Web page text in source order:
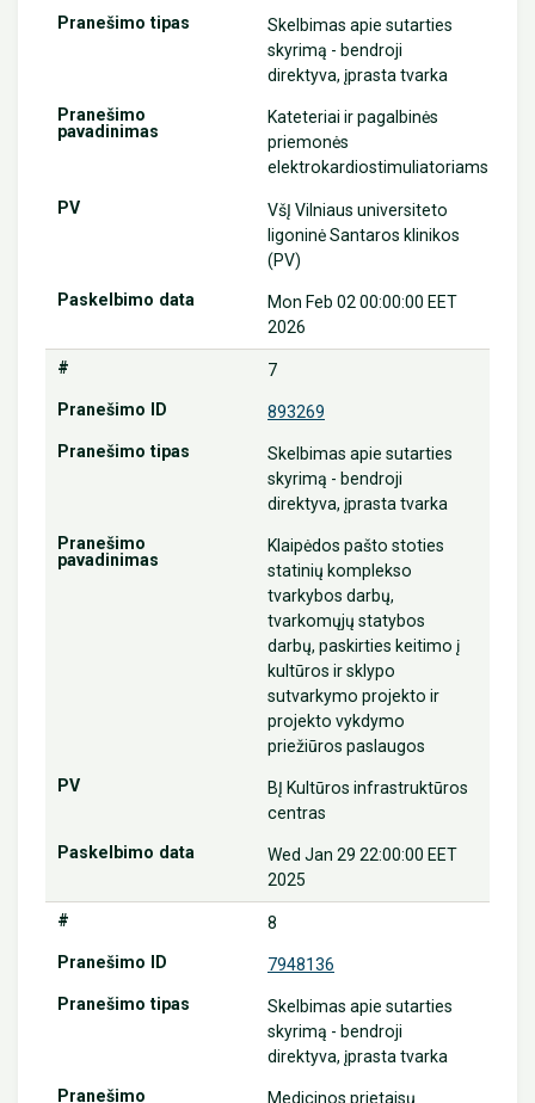
Skelbimas apie sutarties
skyrimą - bendroji
direktyva, įprasta tvarka
Kateteriai ir pagalbinės
priemonės
elektrokardiostimuliatoriams
VšĮ Vilniaus universiteto
ligoninė Santaros klinikos
(PV)
Mon Feb 02 00:00:00 EET
2026
7
893269
Skelbimas apie sutarties
skyrimą - bendroji
direktyva, įprasta tvarka
Klaipėdos pašto stoties
statinių komplekso
tvarkybos darbų,
tvarkomųjų statybos
darbų, paskirties keitimo į
kultūros ir sklypo
sutvarkymo projekto ir
projekto vykdymo
priežiūros paslaugos
BĮ Kultūros infrastruktūros
centras
Wed Jan 29 22:00:00 EET
2025
8
7948136
Skelbimas apie sutarties
skyrimą - bendroji
direktyva, įprasta tvarka
Medicinos prietaisų